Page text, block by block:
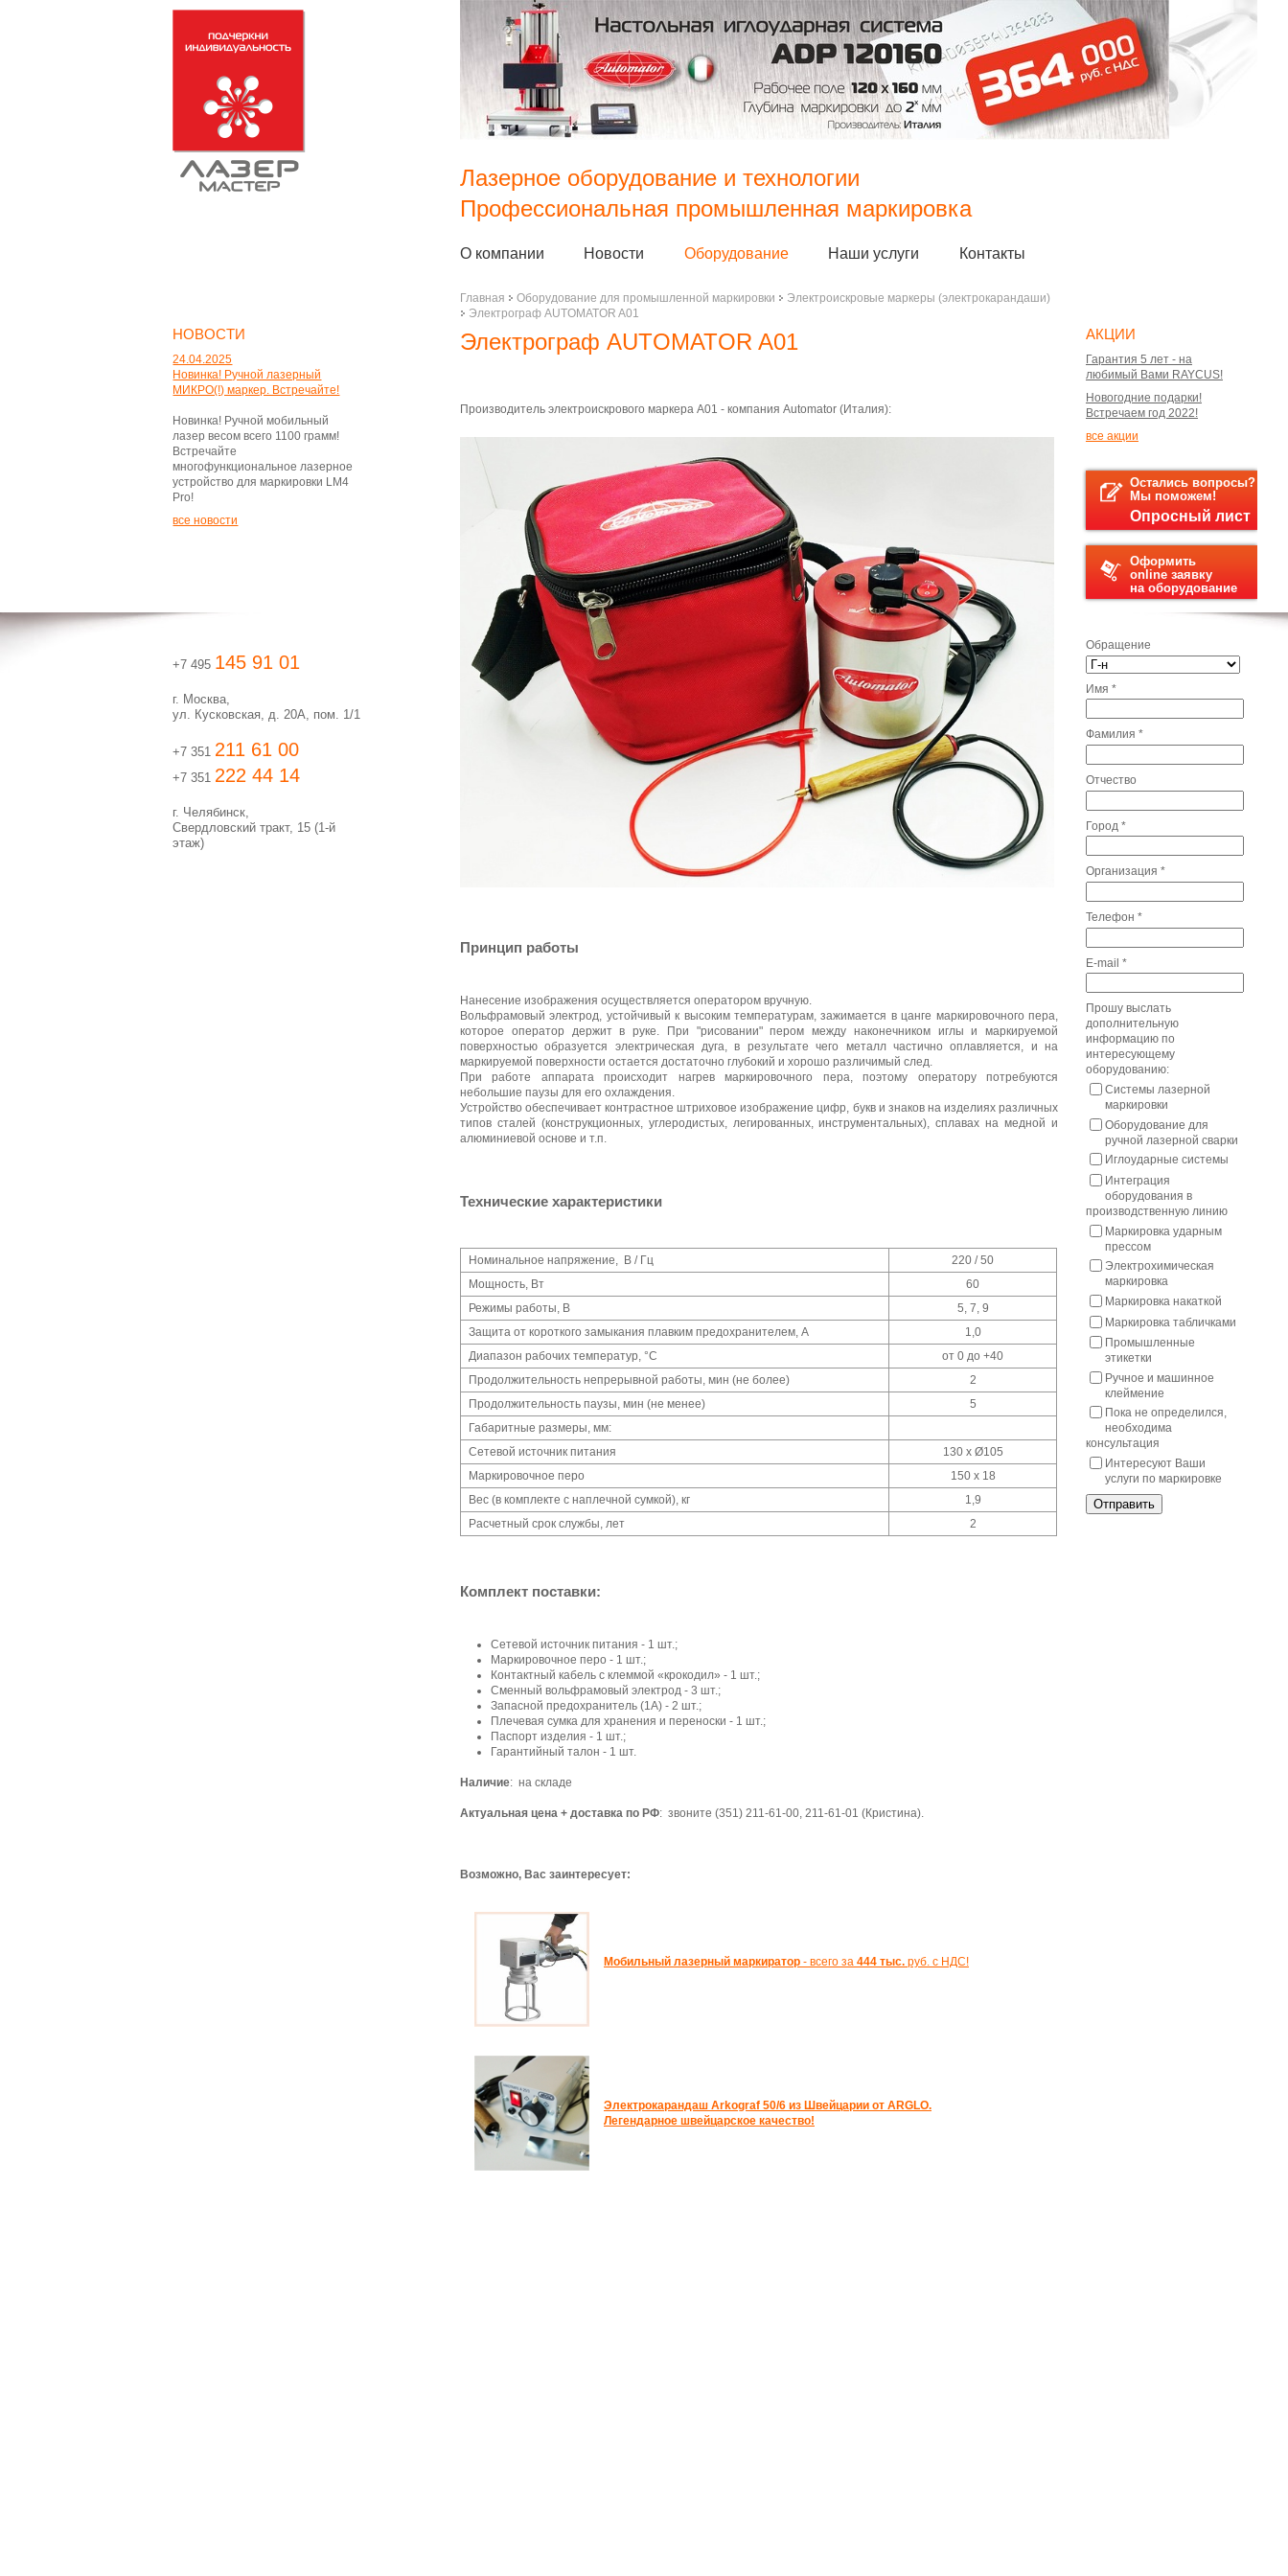
Лазерное оборудование и технологии
Профессиональная промышленная маркировка
О компании Новости Оборудование Наши услуги Контакты
АКЦИИ
Гарантия 5 лет - на
любимый Вами RAYCUS!
Новогодние подарки!
Встречаем год 2022!
все акции
Остались вопросы?
Мы поможем!
Опросный лист
Оформить
online заявку
на оборудование
Обращение
Имя *
Фамилия *
Отчество
Город *
Организация *
Телефон *
E-mail *
Прошу выслать
дополнительную
информацию по
интересующему
оборудованию:
Системы лазерной
маркировки
Оборудование для
ручной лазерной сварки
Иглоударные системы
Интеграция
оборудования в
производственную линию
Маркировка ударным
прессом
Электрохимическая
маркировка
Маркировка накаткой
Маркировка табличками
Промышленные
этикетки
Ручное и машинное
клеймение
Пока не определился,
необходима
консультация
Интересуют Ваши
услуги по маркировке
Отправить
НОВОСТИ
24.04.2025
Новинка! Ручной лазерный
МИКРО(!) маркер. Встречайте!
Новинка! Ручной мобильный
лазер весом всего 1100 грамм!
Встречайте
многофункциональное лазерное
устройство для маркировки LM4
Pro!
все новости
+7 495 145 91 01
г. Москва,
ул. Кусковская, д. 20А, пом. 1/1
+7 351 211 61 00
+7 351 222 44 14
г. Челябинск,
Свердловский тракт, 15 (1-й
этаж)
Главная Оборудование для промышленной маркировки
Электроискровые маркеры (электрокарандаши)
Электрограф AUTOMATOR A01
Электрограф AUTOMATOR A01
Производитель электроискрового маркера А01 - компания Automator (Италия):
Принцип работы
Нанесение изображения осуществляется оператором вручную.
Вольфрамовый электрод, устойчивый к высоким температурам, зажимается в цанге маркировочного пера,
которое оператор держит в руке.
При "рисовании" пером между наконечником иглы и маркируемой
поверхностью образуется электрическая дуга, в результате чего металл частично оплавляется, и на
маркируемой поверхности остается достаточно глубокий и хорошо различимый след.
При работе аппарата происходит нагрев маркировочного пера, поэтому оператору потребуются
небольшие паузы для его охлаждения.
Устройство обеспечивает контрастное штриховое изображение цифр, букв и знаков на изделиях различных
типов сталей (конструкционных, углеродистых, легированных, инструментальных), сплавах на медной и
алюминиевой основе и т.п.
Технические характеристики
Номинальное напряжение, В / Гц
220 / 50
Мощность, Вт
60
Режимы работы, В
5, 7, 9
Защита от короткого замыкания плавким предохранителем, А
1,0
Диапазон рабочих температур, °С
от 0 до +40
Продолжительность непрерывной работы, мин (не более)
2
Продолжительность паузы, мин (не менее)
5
Габаритные размеры, мм:
Сетевой источник питания
130 х Ø105
Маркировочное перо
150 х 18
Вес (в комплекте с наплечной сумкой), кг
1,9
Расчетный срок службы, лет
2
Комплект поставки:
Сетевой источник питания - 1 шт.;
Маркировочное перо - 1 шт.;
Контактный кабель с клеммой «крокодил» - 1 шт.;
Сменный вольфрамовый электрод - 3 шт.;
Запасной предохранитель (1А) - 2 шт.;
Плечевая сумка для хранения и переноски - 1 шт.;
Паспорт изделия - 1 шт.;
Гарантийный талон - 1 шт.
Наличие: на складе
Актуальная цена + доставка по РФ: звоните (351) 211-61-00, 211-61-01 (Кристина).
Возможно, Вас заинтересует:
Мобильный лазерный маркиратор - всего за 444 тыс. руб. с НДС!
Электрокарандаш Arkograf 50/6 из Швейцарии от ARGLO.
Легендарное швейцарское качество!